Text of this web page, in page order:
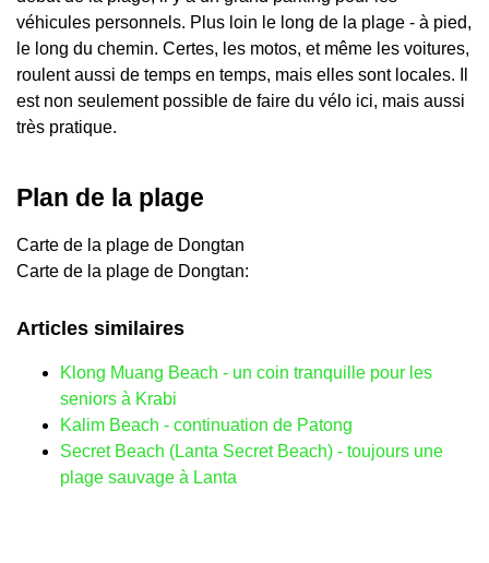
véhicules personnels. Plus loin le long de la plage - à pied,
le long du chemin. Certes, les motos, et même les voitures,
roulent aussi de temps en temps, mais elles sont locales. Il
est non seulement possible de faire du vélo ici, mais aussi
très pratique.
Plan de la plage
Carte de la plage de Dongtan
Carte de la plage de Dongtan:
Articles similaires
Klong Muang Beach - un coin tranquille pour les
seniors à Krabi
Kalim Beach - continuation de Patong
Secret Beach (Lanta Secret Beach) - toujours une
plage sauvage à Lanta